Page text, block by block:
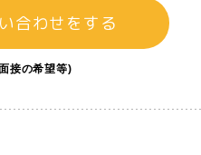
合わせをする
接の希望等)